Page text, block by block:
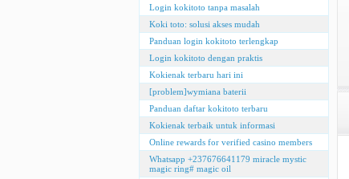
Login kokitoto tanpa masalah
Koki toto: solusi akses mudah
Panduan login kokitoto terlengkap
Login kokitoto dengan praktis
Kokienak terbaru hari ini
[problem]wymiana baterii
Panduan daftar kokitoto terbaru
Kokienak terbaik untuk informasi
Online rewards for verified casino members
Whatsapp +237676641179 miracle mystic
magic ring# magic oil